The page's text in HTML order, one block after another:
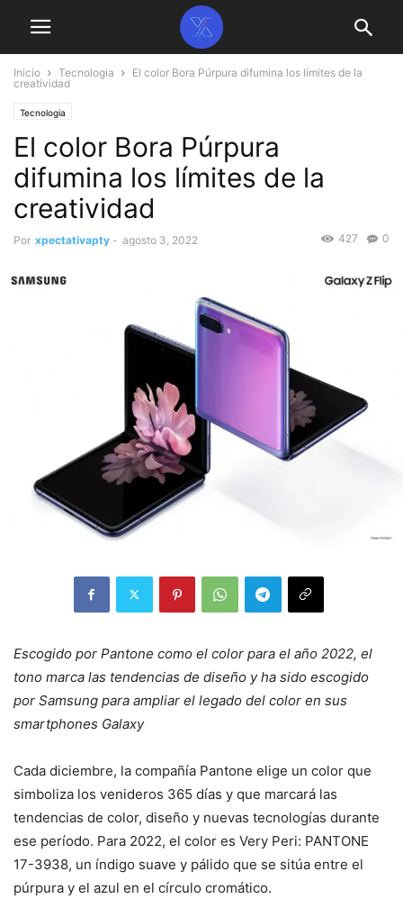
Inicio Tecnologia
El color Bora Púrpura difumina los límites de la
creatividad
Tecnologia
El color Bora Púrpura
difumina los límites de la
creatividad
Por xpectativapty - agosto 3, 2022 0
427
Escogido por Pantone como el color para el año 2022, el
tono marca las tendencias de diseño y ha sido escogido
por Samsung para ampliar el legado del color en sus
smartphones Galaxy
Cada diciembre, la compañía Pantone elige un color que
simboliza los venideros 365 días y que marcará las
tendencias de color, diseño y nuevas tecnologías durante
ese período. Para 2022, el color es Very Peri: PANTONE
17-3938, un índigo suave y pálido que se sitúa entre el
púrpura y el azul en el círculo cromático.